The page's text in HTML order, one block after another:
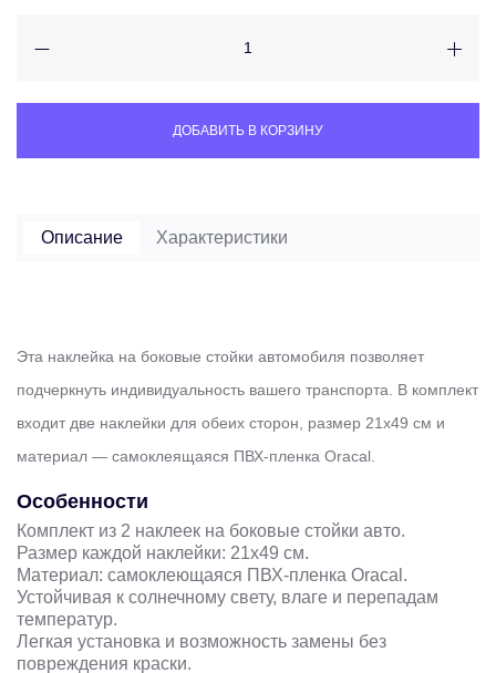
ДОБАВИТЬ В КОРЗИНУ
Описание Характеристики
Эта наклейка на боковые стойки автомобиля позволяет
подчеркнуть индивидуальность вашего транспорта. В комплект
входит две наклейки для обеих сторон, размер 21х49 см и
материал — самоклеящаяся ПВХ-пленка Oracal.
Особенности
Комплект из 2 наклеек на боковые стойки авто.
Размер каждой наклейки: 21х49 см.
Материал: самоклеющаяся ПВХ-пленка Oracal.
Устойчивая к солнечному свету, влаге и перепадам
температур.
Легкая установка и возможность замены без
повреждения краски.